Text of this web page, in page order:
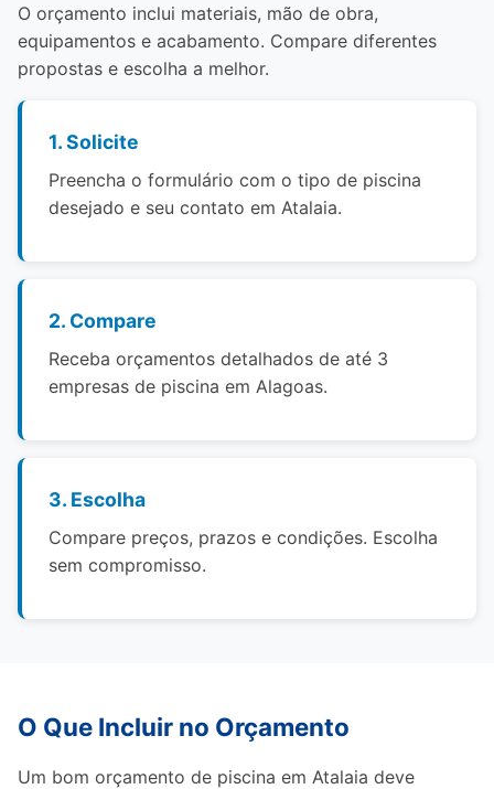
O orçamento inclui materiais, mão de obra,
equipamentos e acabamento. Compare diferentes
propostas e escolha a melhor.
1. Solicite
Preencha o formulário com o tipo de piscina
desejado e seu contato em Atalaia.
2. Compare
Receba orçamentos detalhados de até 3
empresas de piscina em Alagoas.
3. Escolha
Compare preços, prazos e condições. Escolha
sem compromisso.
O Que Incluir no Orçamento
Um bom orçamento de piscina em Atalaia deve